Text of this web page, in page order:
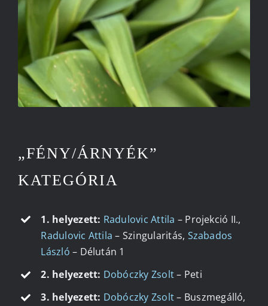
„FÉNY/ÁRNYÉK”
KATEGÓRIA
1. helyezett: Radulovic Attila – Projekció II.,
Radulovic Attila – Szingularitás, Szabados
László – Délután 1
2. helyezett: Dobóczky Zsolt– Peti
3. helyezett: Dobóczky Zsolt– Buszmegálló,